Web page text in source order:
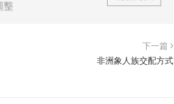
下一篇
非洲象人族交配方式